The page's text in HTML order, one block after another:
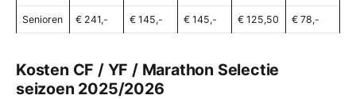
Senioren € 241,- € 145,- € 145,- € 125,50 € 78,-
Kosten CF / YF / Marathon Selectie
seizoen 2025/2026